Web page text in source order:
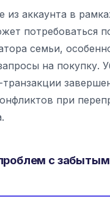
из аккаунта в
потребоваться
семьи,
на покупку.
транзакции
при
с